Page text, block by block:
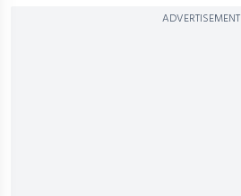
ADVERTISEMENT